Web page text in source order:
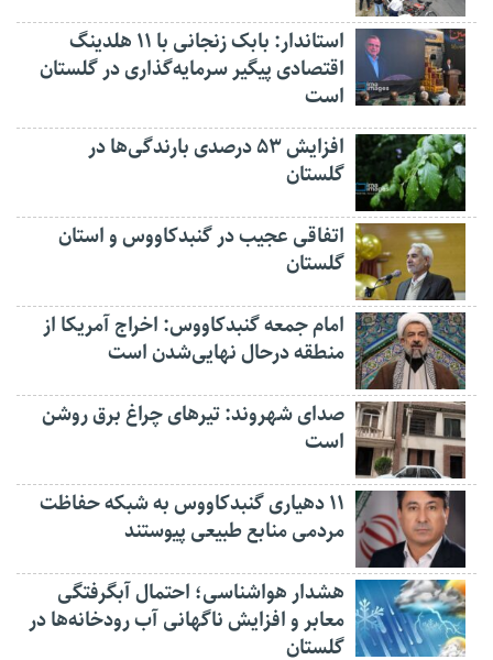
استاندار: بابک زنجانی با ۱۱ هلدینگ
اقتصادی پیگیر سرمایه‌گذاری در گلستان
است
افزایش ۵۳ درصدی بارندگی‌ها در
گلستان
اتفاقی عجیب در‌ گنبدکاووس و استان
گلستان
امام جمعه گنبدکاووس: اخراج آمریکا از
منطقه درحال نهایی‌شدن است
صدای شهروند: تیرهای چراغ برق روشن
است
۱۱ دهیاری گنبدکاووس به شبکه حفاظت
مردمی منابع طبیعی پیوستند
هشدار هواشناسی؛ احتمال آبگرفتگی
معابر و افزایش ناگهانی آب رودخانه‌ها در
گلستان